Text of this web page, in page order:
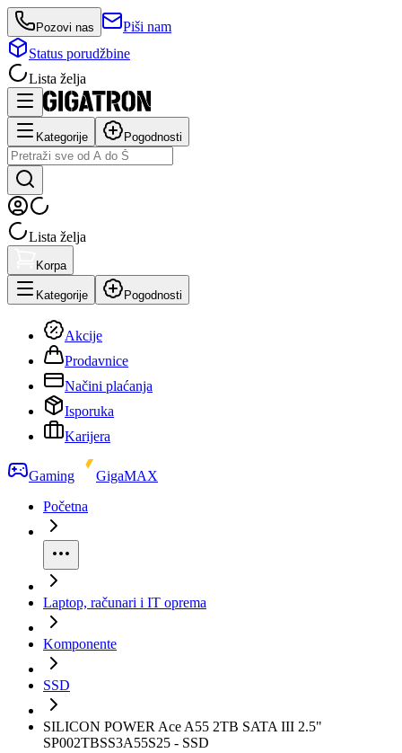
Pozovi nas
Piši nam
Status porudžbine
Lista želja
Kategorije Pogodnosti
Lista želja
Korpa
Kategorije Pogodnosti
Akcije
Prodavnice
Načini plaćanja
Isporuka
Karijera
Gaming
GigaMAX
Početna
Laptop, računari i IT oprema
Komponente
SSD
SILICON POWER Ace A55 2TB SATA III 2.5"
SP002TBSS3A55S25 - SSD